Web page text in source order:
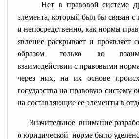
Нет в правовой системе
элемента, который был бы связан с
и непосредственно, как нормы
явление раскрывает и проявляет
образом только во
взаимодействии с правовыми
через них, на их основе
государства на правовую систему
на составляющие ее элементы в
Значительное внимание
о юридической норме было